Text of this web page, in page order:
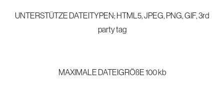
UNTERSTÜTZE DATEITYPEN; HTML5, JPEG, PNG, GIF, 3rd
party tag
MAXIMALE DATEIGRÖßE 100 kb